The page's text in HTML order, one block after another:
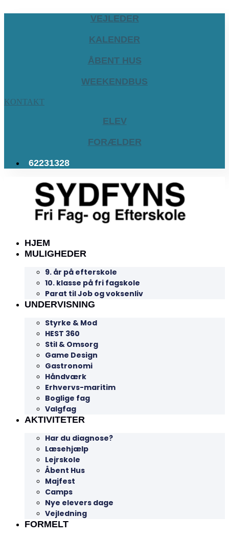
VEJLEDER
KALENDER
ÅBENT HUS
WEEKENDBUS
KONTAKT
ELEV
FORÆLDER
62231328
HJEM
MULIGHEDER
9. år på efterskole
10. klasse på fri fagskole
Parat til Job og voksenliv
UNDERVISNING
Styrke & Mod
HEST 360
Stil & Omsorg
Game Design
Gastronomi
Håndværk
Erhvervs-maritim
Boglige fag
Valgfag
AKTIVITETER
Har du diagnose?
Læsehjælp
Lejrskole
Åbent Hus
Majfest
Camps
Nye elevers dage
Vejledning
FORMELT